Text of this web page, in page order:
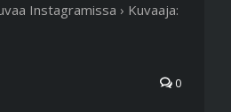
Instagramissa › Kuvaaja:
0